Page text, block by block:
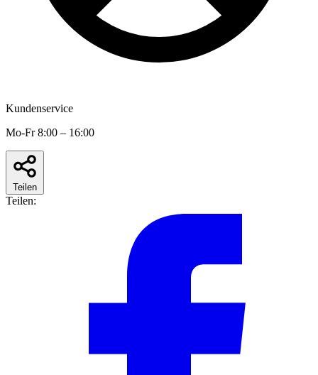
Kundenservice
Mo-Fr 8:00 – 16:00
Teilen
Teilen: